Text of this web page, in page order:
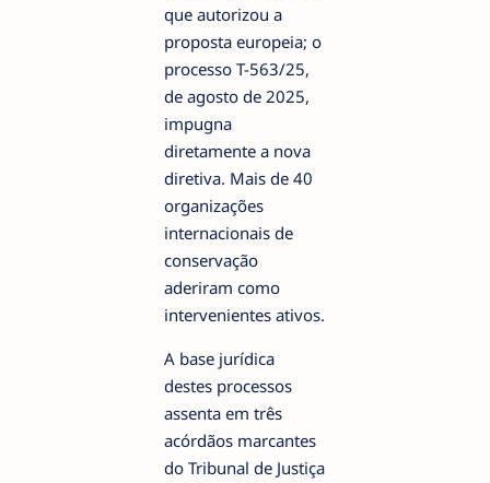
que autorizou a
proposta europeia; o
processo T-563/25,
de agosto de 2025,
impugna
diretamente a nova
diretiva. Mais de 40
organizações
internacionais de
conservação
aderiram como
intervenientes ativos.
A base jurídica
destes processos
assenta em três
acórdãos marcantes
do Tribunal de Justiça